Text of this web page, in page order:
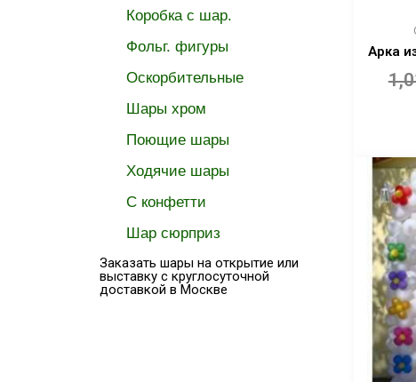
Коробка с шар.
Фольг. фигуры
Оскорбительные
Шары хром
Поющие шары
Ходячие шары
C конфетти
Шар сюрприз
Заказать шары на открытие или
выставку с круглосуточной
доставкой в Москве
Арка